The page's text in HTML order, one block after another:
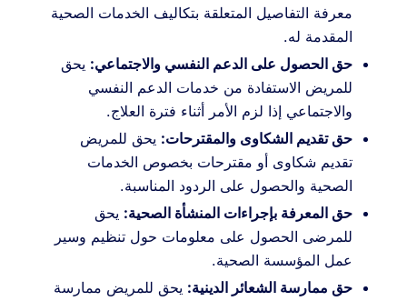
معرفة التفاصيل المتعلقة بتكاليف الخدمات الصحية
المقدمة له.
حق الحصول على الدعم النفسي والاجتماعي: يحق
للمريض الاستفادة من خدمات الدعم النفسي
والاجتماعي إذا لزم الأمر أثناء فترة العلاج.
حق تقديم الشكاوى والمقترحات: يحق للمريض
تقديم شكاوى أو مقترحات بخصوص الخدمات
الصحية والحصول على الردود المناسبة.
حق المعرفة بإجراءات المنشأة الصحية: يحق
للمرضى الحصول على معلومات حول تنظيم وسير
عمل المؤسسة الصحية.
حق ممارسة الشعائر الدينية: يحق للمريض ممارسة